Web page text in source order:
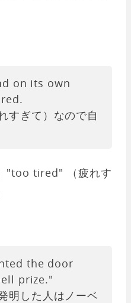
on its own
すぎて）なので自
"too tired" （疲れす
the door
prize."
明した人はノーベ